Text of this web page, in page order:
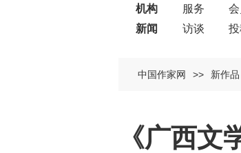
机构 服务
新闻
访谈
中国作家网 >> 新作品
《广西